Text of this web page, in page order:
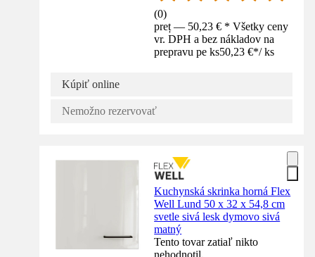
(0)
preț — 50,23 € * Všetky ceny
vr. DPH a bez nákladov na
prepravu pe ks50,23 €*/ ks
Kúpiť online
Nemožno rezervovať
Kuchynská skrinka horná Flex
Well Lund 50 x 32 x 54,8 cm
svetle sivá lesk dymovo sivá
matný
Tento tovar zatiaľ nikto
nehodnotil.